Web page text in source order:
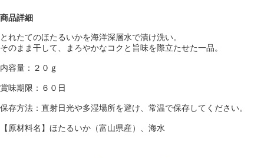
商品詳細
とれたてのほたるいかを海洋深層水で漬け洗い。
そのまま干して、まろやかなコクと旨味を際立たせた一品。
内容量：２０ｇ
賞味期限：６０日
保存方法：直射日光や多湿場所を避け、常温で保存してください。
【原材料名】ほたるいか（富山県産）、海水